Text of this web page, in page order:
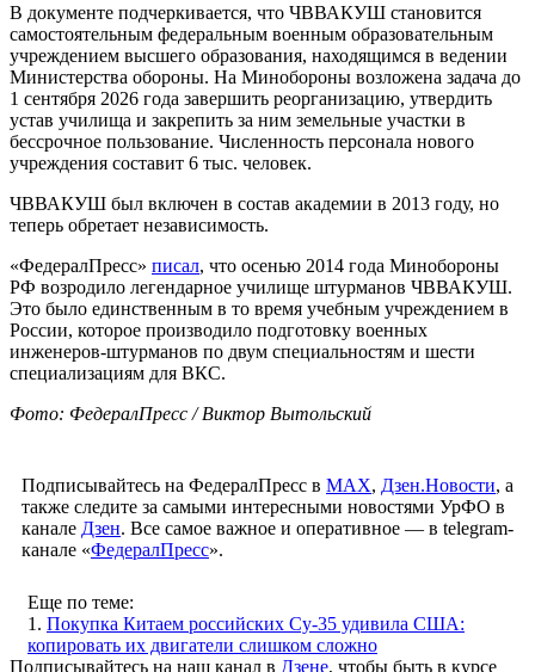
В документе подчеркивается, что ЧВВАКУШ становится
самостоятельным федеральным военным образовательным
учреждением высшего образования, находящимся в ведении
Министерства обороны. На Минобороны возложена задача до
1 сентября 2026 года завершить реорганизацию, утвердить
устав училища и закрепить за ним земельные участки в
бессрочное пользование. Численность персонала нового
учреждения составит 6 тыс. человек.
ЧВВАКУШ был включен в состав академии в 2013 году, но
теперь обретает независимость.
«ФедералПресс» писал, что осенью 2014 года Минобороны
РФ возродило легендарное училище штурманов ЧВВАКУШ.
Это было единственным в то время учебным учреждением в
России, которое производило подготовку военных
инженеров-штурманов по двум специальностям и шести
специализациям для ВКС.
Фото: ФедералПресс / Виктор Вытольский
Подписывайтесь на ФедералПресс в МАХ, Дзен.Новости, а
также следите за самыми интересными новостями УрФО в
канале Дзен. Все самое важное и оперативное — в telegram-
канале «ФедералПресс».
Еще по теме:
1. Покупка Китаем российских Су-35 удивила США:
копировать их двигатели слишком сложно
Подписывайтесь на наш канал в Дзене, чтобы быть в курсе